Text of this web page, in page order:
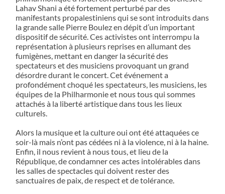
Lahav Shani a été fortement perturbé par des
manifestants propalestiniens qui se sont introduits dans
la grande salle Pierre Boulez en dépit d’un important
dispositif de sécurité. Ces activistes ont interrompu la
représentation à plusieurs reprises en allumant des
fumigènes, mettant en danger la sécurité des
spectateurs et des musiciens provoquant un grand
désordre durant le concert. Cet événement a
profondément choqué les spectateurs, les musiciens, les
équipes de la Philharmonie et nous tous qui sommes
attachés à la liberté artistique dans tous les lieux
culturels.
Alors la musique et la culture oui ont été attaquées ce
soir-là mais n’ont pas cédées ni à la violence, ni à la haine.
Enfin, il nous revient à nous tous, et lieu de la
République, de condamner ces actes intolérables dans
les salles de spectacles qui doivent rester des
sanctuaires de paix, de respect et de tolérance.